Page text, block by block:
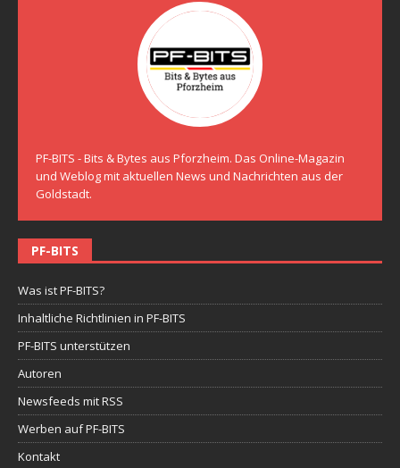
PF-BITS - Bits & Bytes aus Pforzheim. Das Online-Magazin
und Weblog mit aktuellen News und Nachrichten aus der
Goldstadt.
PF-BITS
Was ist PF-BITS?
Inhaltliche Richtlinien in PF-BITS
PF-BITS unterstützen
Autoren
Newsfeeds mit RSS
Werben auf PF-BITS
Kontakt